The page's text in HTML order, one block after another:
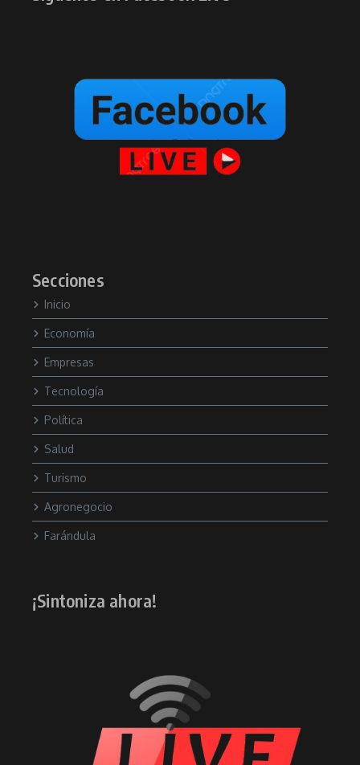
Secciones
Inicio
Economía
Empresas
Tecnología
Política
Salud
Turismo
Agronegocio
Farándula
¡Sintoniza ahora!